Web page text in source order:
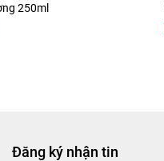
250ml
Đăng ký nhận tin